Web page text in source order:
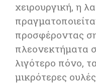
χειρουργική, η
προσφέροντας
πλεονεκτήματα
λιγότερο πόνο,
μικρότερες